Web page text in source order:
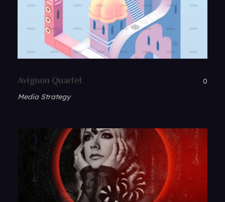
Avignon Quartet
0
Media Strategy